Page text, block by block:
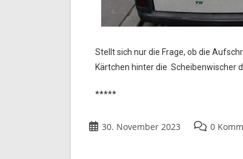
Stellt sich nur die Frage, ob die
Kärtchen hinter die Scheibenwischer
*****
30. November 2023 0